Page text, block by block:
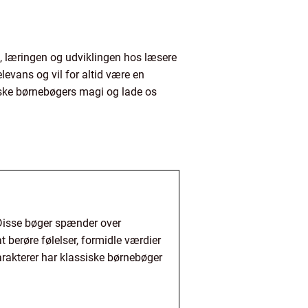
læringen og udviklingen hos læsere
og vil for altid være en
børnebøgers magi og lade os
bøger spænder over
berøre følelser, formidle værdier
har klassiske børnebøger